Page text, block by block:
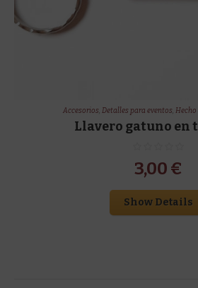
Accesorios,Detalles para eventos,
Llavero gatuno
3,00 €
Show Details